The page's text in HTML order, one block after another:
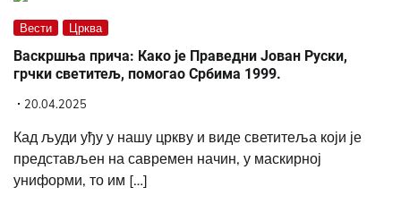
Вести Црква
Васкршња прича: Како је Праведни Јован Руски,
грчки светитељ, помогао Србима 1999.
20.04.2025
Кад људи уђу у нашу цркву и виде светитеља који је
представљен на савремен начин, у маскирној
униформи, то им […]